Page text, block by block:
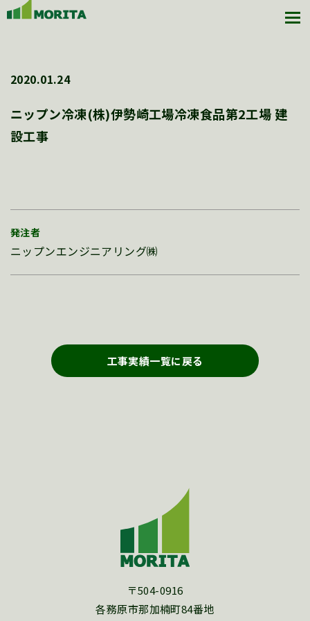
2020.01.24
ニップン冷凍(株)伊勢崎工場冷凍食品第2工場 建
設工事
発注者
ニップンエンジニアリング㈱
工事実績一覧に戻る
〒504-0916
各務原市那加楠町84番地